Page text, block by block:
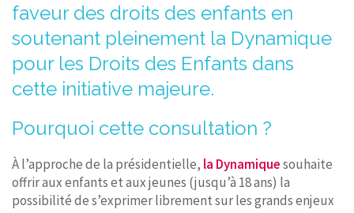
RECHERCHER
CONTACT
faveur des droits des enfants en
soutenant pleinement la Dynamique
pour les Droits des Enfants dans
cette initiative majeure.
Pourquoi cette consultation ?
À l’approche de la présidentielle, la Dynamiquesouhaite
offrir aux enfants et aux jeunes (jusqu’à 18 ans) la
possibilité de s’exprimer librement sur les grands enjeux